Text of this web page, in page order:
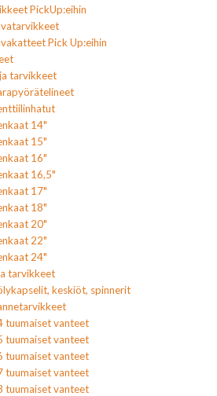
PickUp:eihin
Pick Up:eihin
tarvikkeet
14"
15"
16"
16,5"
17"
18"
20"
22"
24"
tarvikkeet
keskiöt, spinnerit
tuumaiset vanteet
tuumaiset vanteet
tuumaiset vanteet
tuumaiset vanteet
tuumaiset vanteet